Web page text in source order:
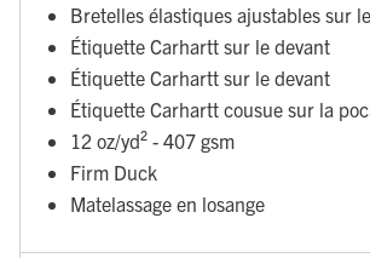
Bretelles élastiques ajustables sur
Étiquette Carhartt sur le devant
Étiquette Carhartt sur le devant
Étiquette Carhartt cousue sur la
12 oz/yd² - 407 gsm
Firm Duck
Matelassage en losange